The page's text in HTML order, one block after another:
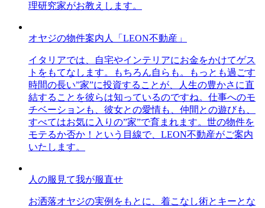
理研究家がお教えします。
オヤジの物件案内人「LEON不動産」
イタリアでは、自宅やインテリアにお金をかけてゲス
トをもてなします。もちろん自らも。もっとも過ごす
時間の長い”家”に投資することが、人生の豊かさに直
結することを彼らは知っているのですね。仕事へのモ
チベーションも、彼女との愛情も、仲間との遊びも、
すべてはお気に入りの”家”で育まれます。世の物件を
モテるか否か！という目線で、LEON不動産がご案内
いたします。
人の服見て我が服直せ
お洒落オヤジの実例をもとに、着こなし術とキーとな